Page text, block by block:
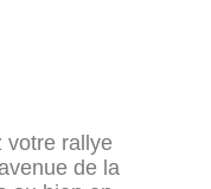
votre rallye
de la